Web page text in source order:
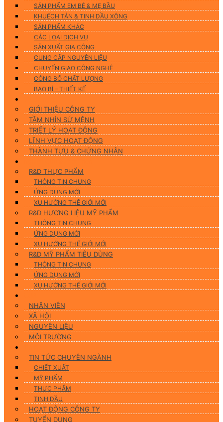
SẢN PHẨM EM BÉ & MẸ BẦU
KHUẾCH TÁN & TINH DẦU XÔNG
SẢN PHẨM KHÁC
CÁC LOẠI DỊCH VỤ
SẢN XUẤT GIA CÔNG
CUNG CẤP NGUYÊN LIỆU
CHUYỂN GIAO CÔNG NGHỆ
CÔNG BỐ CHẤT LƯỢNG
BAO BÌ – THIẾT KẾ
GIỚI THIỆU CÔNG TY
TẦM NHÌN SỨ MỆNH
TRIẾT LÝ HOẠT ĐỘNG
LĨNH VỰC HOẠT ĐỘNG
THÀNH TỰU & CHỨNG NHẬN
R&D THỰC PHẨM
THÔNG TIN CHUNG
ỨNG DUNG MỚI
XU HƯỚNG THẾ GIỚI MỚI
R&D HƯƠNG LIỆU MỸ PHẨM
THÔNG TIN CHUNG
ỨNG DỤNG MỚI
XU HƯỚNG THẾ GIỚI MỚI
R&D MỸ PHẨM TIÊU DÙNG
THÔNG TIN CHUNG
ỨNG DỤNG MỚI
XU HƯỚNG THẾ GIỚI MỚI
NHÂN VIÊN
XÃ HỘI
NGUYÊN LIỆU
MÔI TRƯỜNG
TIN TỨC CHUYÊN NGÀNH
CHIẾT XUẤT
MỸ PHẨM
THỰC PHẨM
TINH DẦU
HOẠT ĐỘNG CÔNG TY
TUYỂN DỤNG